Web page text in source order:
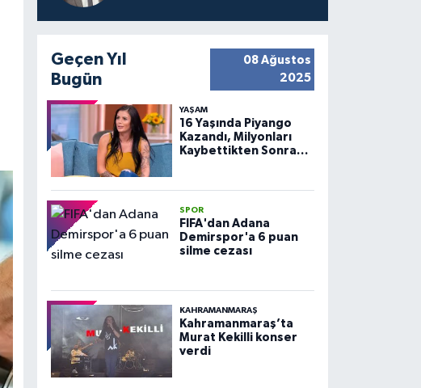
Geçen Yıl
Bugün
08 Ağustos
2025
YAŞAM
16 Yaşında Piyango
Kazandı, Milyonları
Kaybettikten Sonra
SPOR
FIFA'dan Adana
Demirspor'a 6 puan
silme cezası
KAHRAMANMARAŞ
Kahramanmaraş’ta
Murat Kekilli konser
verdi